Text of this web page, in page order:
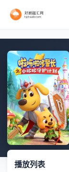
播放列表
第8集完结
HD中字|国语
第11集完结
第03集
已完结
第153集
已完结
完结
第12集完结
第45集完结